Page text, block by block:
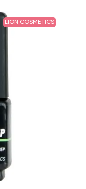
LION COSMETICS